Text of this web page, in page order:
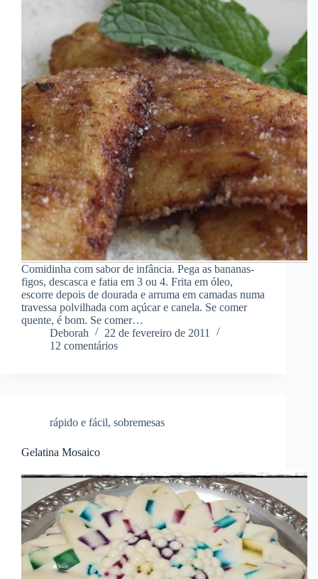
Comidinha com sabor de infância. Pega as bananas-
figos, descasca e fatia em 3 ou 4. Frita em óleo,
escorre depois de dourada e arruma em camadas numa
travessa polvilhada com açúcar e canela. Se comer
quente, é bom. Se comer…
Deborah
22 de fevereiro de 2011
12 comentários
rápido e fácil, sobremesas
Gelatina Mosaico